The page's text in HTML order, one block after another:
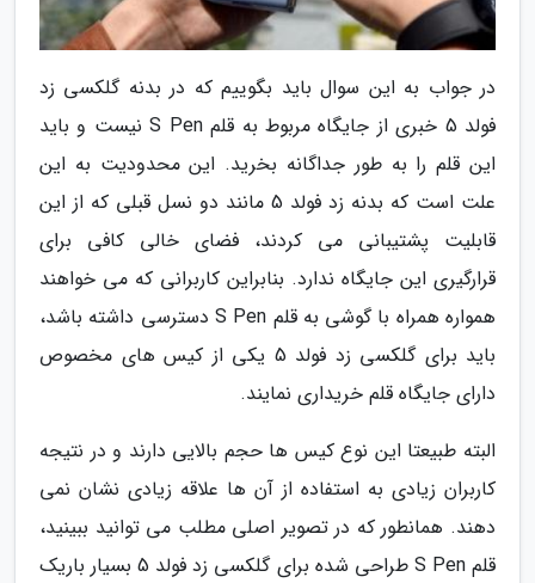
در جواب به این سوال باید بگوییم که در بدنه گلکسی زد
فولد 5 خبری از جایگاه مربوط به قلم S Pen نیست و باید
این قلم را به طور جداگانه بخرید. این محدودیت به این
علت است که بدنه زد فولد 5 مانند دو نسل قبلی که از این
قابلیت پشتیبانی می کردند، فضای خالی کافی برای
قرارگیری این جایگاه ندارد. بنابراین کاربرانی که می خواهند
همواره همراه با گوشی به قلم S Pen دسترسی داشته باشد،
باید برای گلکسی زد فولد 5 یکی از کیس های مخصوص
دارای جایگاه قلم خریداری نمایند.
البته طبیعتا این نوع کیس ها حجم بالایی دارند و در نتیجه
کاربران زیادی به استفاده از آن ها علاقه زیادی نشان نمی
دهند. همانطور که در تصویر اصلی مطلب می توانید ببینید،
قلم S Pen طراحی شده برای گلکسی زد فولد 5 بسیار باریک